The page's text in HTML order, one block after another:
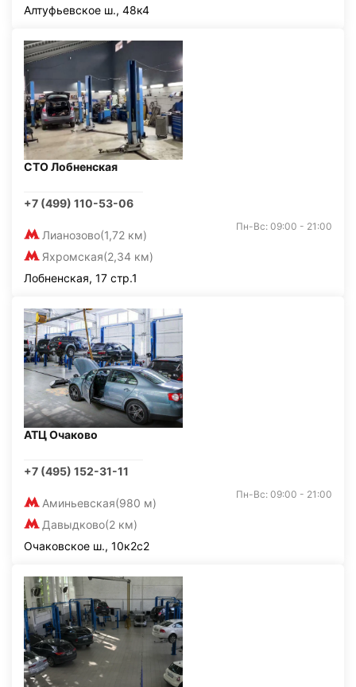
Алтуфьевское ш., 48к4
СТО Лобненская
+7 (499) 110-53-06
Лианозово(1,72 км)
Яхромская(2,34 км)
Пн-Вс: 09:00 - 21:00
Лобненская, 17 стр.1
АТЦ Очаково
+7 (495) 152-31-11
Аминьевская(980 м)
Давыдково(2 км)
Пн-Вс: 09:00 - 21:00
Очаковское ш., 10к2с2